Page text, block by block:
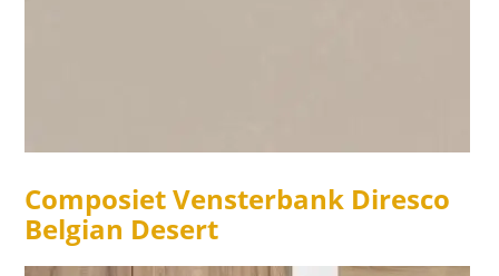
Composiet Vensterbank Diresco
Belgian Desert